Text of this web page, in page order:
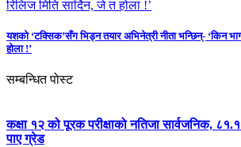
यशको ‘टक्सिक’सँग भिड्न तयार अभिनेत्री नीता भन्छिन्- ‘किन
होला !’
सम्बन्धित पोस्ट
कक्षा १२ को पूरक परीक्षाको नतिजा सार्वजनिक,
पाए ग्रेड